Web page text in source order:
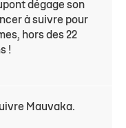
dégage son
à suivre pour
hors des 22
!
Mauvaka.